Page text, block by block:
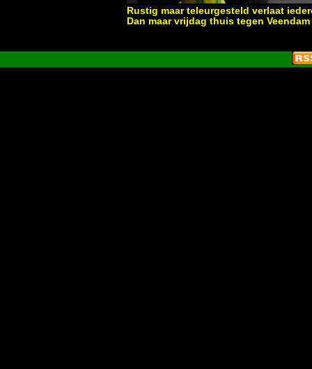
Rustig maar teleurgesteld verlaat
Dan maar vrijdag thuis tegen Veendam